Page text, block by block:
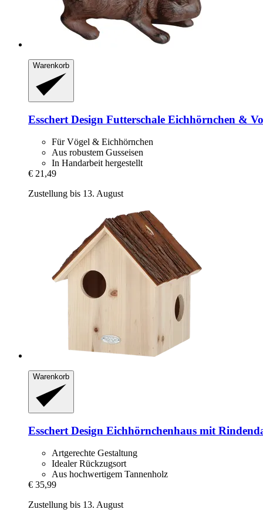
Warenkorb
Esschert Design Futterschale Eichhörnchen &
Für Vögel & Eichhörnchen
Aus robustem Gusseisen
In Handarbeit hergestellt
€ 21,49
Zustellung bis 13. August
Warenkorb
Esschert Design Eichhörnchenhaus mit
Artgerechte Gestaltung
Idealer Rückzugsort
Aus hochwertigem Tannenholz
€ 35,99
Zustellung bis 13. August